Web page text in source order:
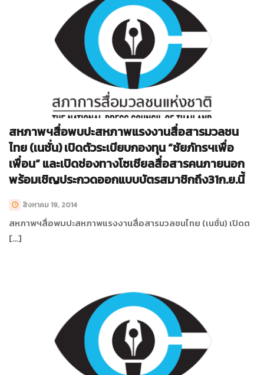
สหภาพฯสื่อพบปะสหภาพแรงงานสื่อสารมวลชน
ไทย (เนชั่น) เปิดตัวระเบียบกองทุน “ชัยภัทรฯเพื่อ
เพื่อน” และเปิดช่องทางโซเชียลสื่อสารคนภายนอก
พร้อมเชิญประกวดออกแบบบัตรสมาชิกถึง31ก.ย.นี้
สิงหาคม 19, 2014
สหภาพฯสื่อพบปะสหภาพแรงงานสื่อสารมวลชนไทย (เนชั่น) เปิดต
[…]